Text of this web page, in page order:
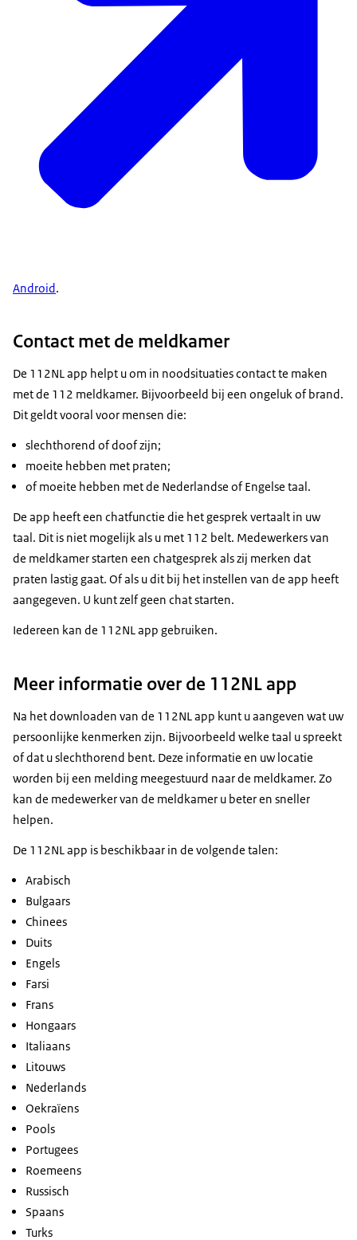
Android.
Contact met de meldkamer
De 112NL app helpt u om in noodsituaties contact te maken
met de 112 meldkamer. Bijvoorbeeld bij een ongeluk of brand.
Dit geldt vooral voor mensen die:
slechthorend of doof zijn;
moeite hebben met praten;
of moeite hebben met de Nederlandse of Engelse taal.
De app heeft een chatfunctie die het gesprek vertaalt in uw
taal. Dit is niet mogelijk als u met 112 belt. Medewerkers van
de meldkamer starten een chatgesprek als zij merken dat
praten lastig gaat. Of als u dit bij het instellen van de app heeft
aangegeven. U kunt zelf geen chat starten.
Iedereen kan de 112NL app gebruiken.
Meer informatie over de 112NL app
Na het downloaden van de 112NL app kunt u aangeven wat uw
persoonlijke kenmerken zijn. Bijvoorbeeld welke taal u spreekt
of dat u slechthorend bent. Deze informatie en uw locatie
worden bij een melding meegestuurd naar de meldkamer. Zo
kan de medewerker van de meldkamer u beter en sneller
helpen.
De 112NL app is beschikbaar in de volgende talen:
Arabisch
Bulgaars
Chinees
Duits
Engels
Farsi
Frans
Hongaars
Italiaans
Litouws
Nederlands
Oekraïens
Pools
Portugees
Roemeens
Russisch
Spaans
Turks